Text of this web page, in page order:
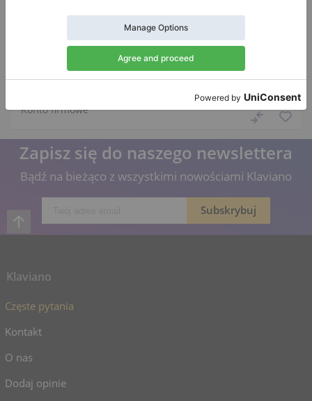
Nowy, Nordiska, 185
6′
Zjednoczone
Konto firmowe
Zapisz się do naszego newslettera
Bądź na bieżąco z wszystkimi nowościami Klaviano
Klaviano
Częste pytania
Kontakt
O nas
Dodaj opinie